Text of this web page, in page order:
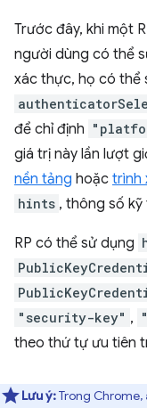
Trước đây, khi một
người dùng có thể
xác thực, họ có thể
để chỉ định
giá trị này lần lượt
nền tảng hoặc trình
hints , thông số
RP có thể sử dụng
"security-key" ,
theo thứ tự ưu tiên
Lưu ý:Trong Chrome,